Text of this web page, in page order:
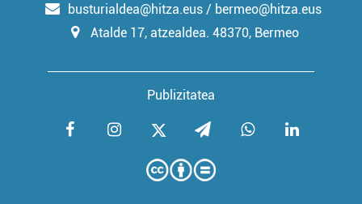
Publizitatea
busturialdea@hitza.eus / bermeo@hitza.eus
Atalde 17, atzealdea. 48370, Bermeo